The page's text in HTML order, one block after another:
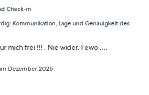
Check-in
Kommunikation, Lage und Genauigkeit des
mich frei !!! . Nie wider. Fewo ....
Dezember 2025